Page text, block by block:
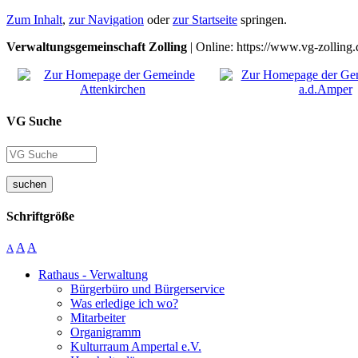
Zum Inhalt, zur Navigation oderzur Startseite springen.
Verwaltungsgemeinschaft Zolling | Online: https://www.vg-
VG Suche
suchen
Schriftgröße
A A A
Rathaus - Verwaltung
Bürgerbüro und Bürgerservice
Was erledige ich wo?
Mitarbeiter
Organigramm
Kulturraum Ampertal e.V.